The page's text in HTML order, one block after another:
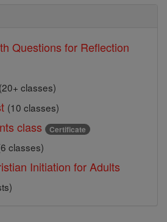
Questions for Reflection
(20+ classes)
(10 classes)
class Certificate
classes)
Initiation for Adults